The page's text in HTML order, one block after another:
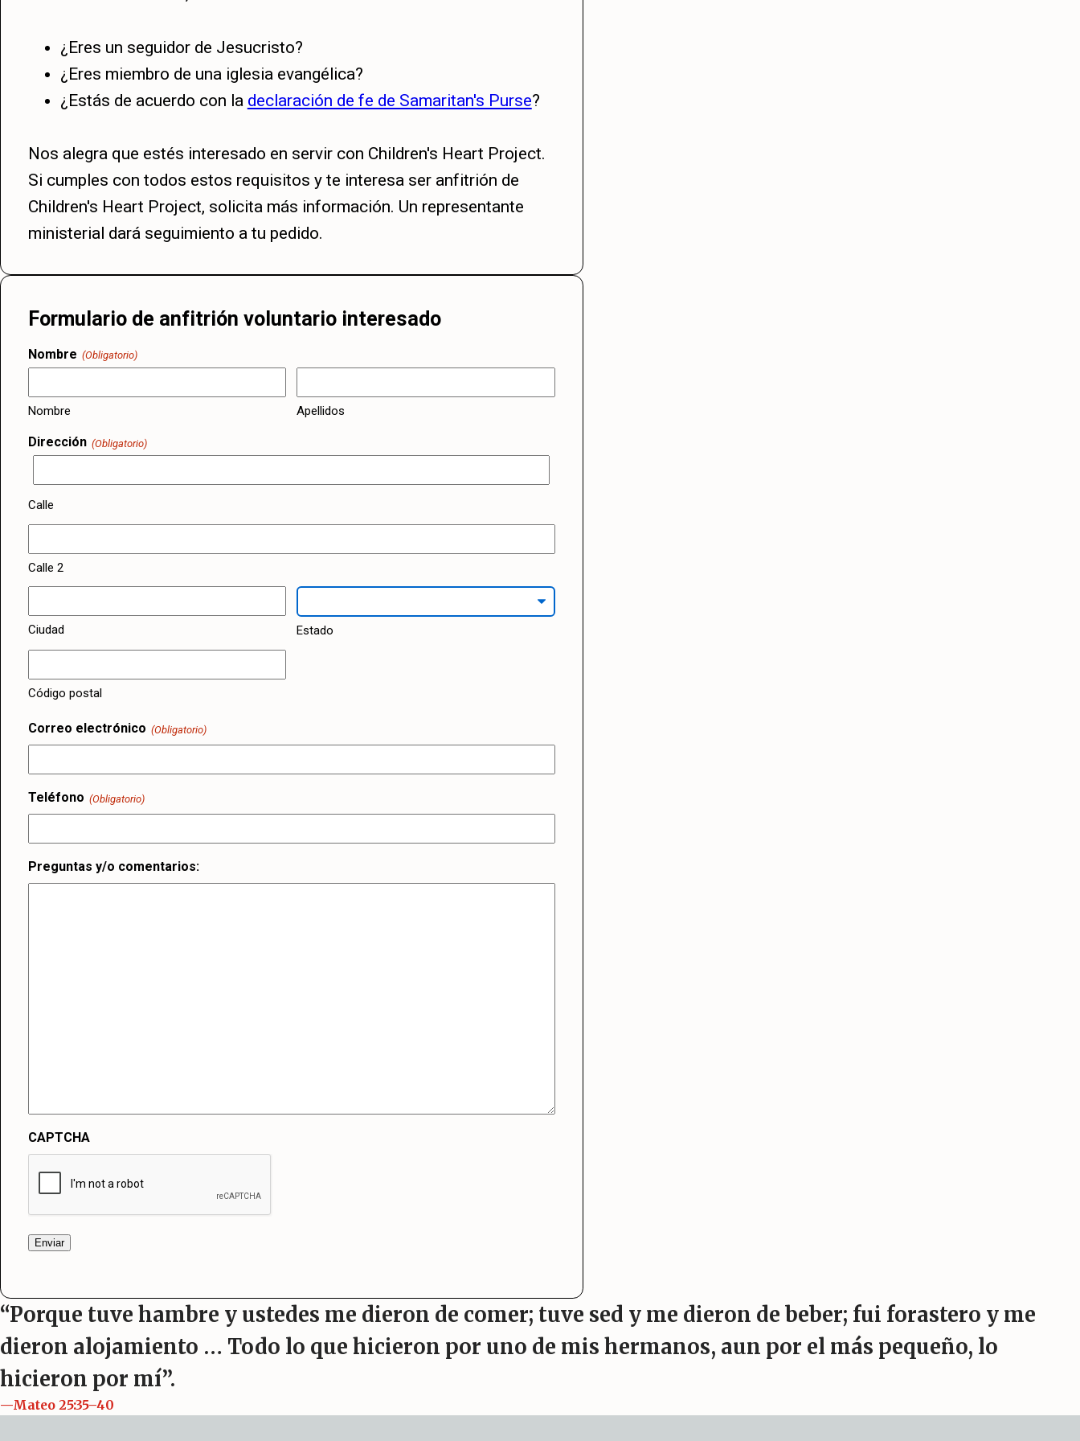
¿Eres un seguidor de Jesucristo?
¿Eres miembro de una iglesia evangélica?
¿Estás de acuerdo con la declaración de fe de Samaritan's Purse?
Nos alegra que estés interesado en servir con Children's Heart Project.
Si cumples con todos estos requisitos y te interesa ser anfitrión de
Children's Heart Project, solicita más información. Un representante
ministerial dará seguimiento a tu pedido.
Formulario de anfitrión voluntario interesado
Nombre (Obligatorio)
Nombre Apellidos
Dirección (Obligatorio)
Calle
Calle 2
Ciudad Estado
Código postal
Correo electrónico (Obligatorio)
Teléfono (Obligatorio)
Preguntas y/o comentarios:
CAPTCHA
“Porque tuve hambre y ustedes me dieron de comer; tuve sed y me dieron de beber; fui forastero y me
dieron alojamiento … Todo lo que hicieron por uno de mis hermanos, aun por el más pequeño, lo
hicieron por mí”.
—Mateo 25:35–40